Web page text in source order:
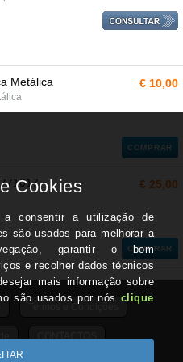
Metálica € 10,00
COMPRAR
€ 25,00
COMPRAR
Termos e Condições
CONTACTOS